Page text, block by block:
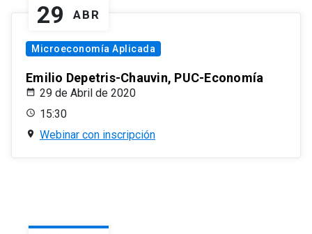
29 ABR
Microeconomía Aplicada
Emilio Depetris-Chauvin, PUC-Economía
29 de Abril de 2020
15:30
Webinar con inscripción